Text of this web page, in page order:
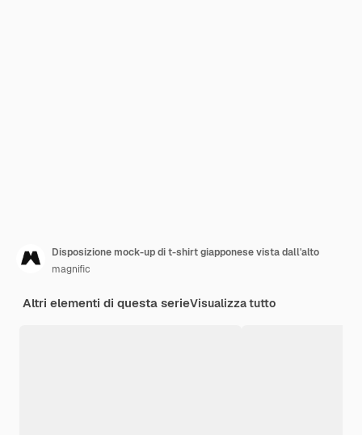
Disposizione mock-up di t-shirt giapponese vista dall'alto
magnific
Altri elementi di questa serieVisualizza tutto